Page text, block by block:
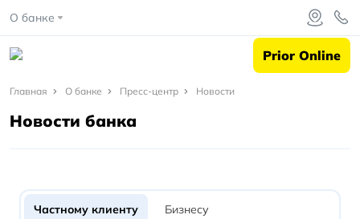
О банке
Prior Online
Главная
О
центр
Главная О банке Пресс-центр Новости
Новости банка
Частному клиенту Бизнесу